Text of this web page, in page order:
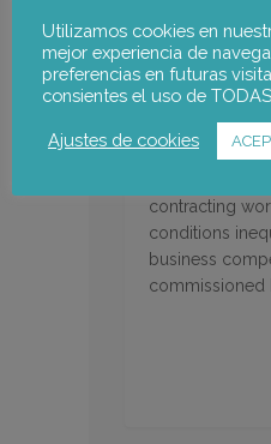
Impact of
In depth
contracting
conditions
business
commissioned
Utilizamos cookies en
mejor experiencia de
preferencias en futuras
consientes el uso de
Ajustes de cookies